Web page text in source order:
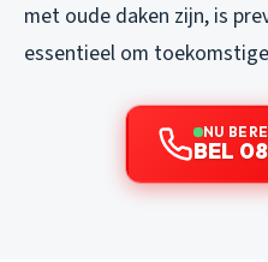
met oude daken zijn, is
essentieel om
NU
BEL